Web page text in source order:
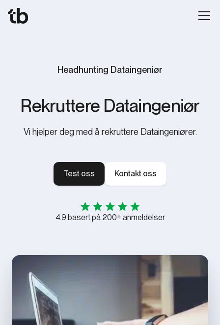
Headhunting Dataingeniør
Rekruttere Dataingeniør
Vi hjelper deg med å rekruttere Dataingeniører.
Test oss Kontakt oss
4.9 basert på 200+ anmeldelser